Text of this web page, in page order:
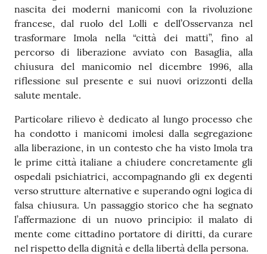
nascita dei moderni manicomi con la rivoluzione
francese, dal ruolo del Lolli e dell’Osservanza nel
trasformare Imola nella “città dei matti”, fino al
percorso di liberazione avviato con Basaglia, alla
chiusura del manicomio nel dicembre 1996, alla
riflessione sul presente e sui nuovi orizzonti della
salute mentale.
Particolare rilievo è dedicato al lungo processo che
ha condotto i manicomi imolesi dalla segregazione
alla liberazione, in un contesto che ha visto Imola tra
le prime città italiane a chiudere concretamente gli
ospedali psichiatrici, accompagnando gli ex degenti
verso strutture alternative e superando ogni logica di
falsa chiusura. Un passaggio storico che ha segnato
l’affermazione di un nuovo principio: il malato di
mente come cittadino portatore di diritti, da curare
nel rispetto della dignità e della libertà della persona.